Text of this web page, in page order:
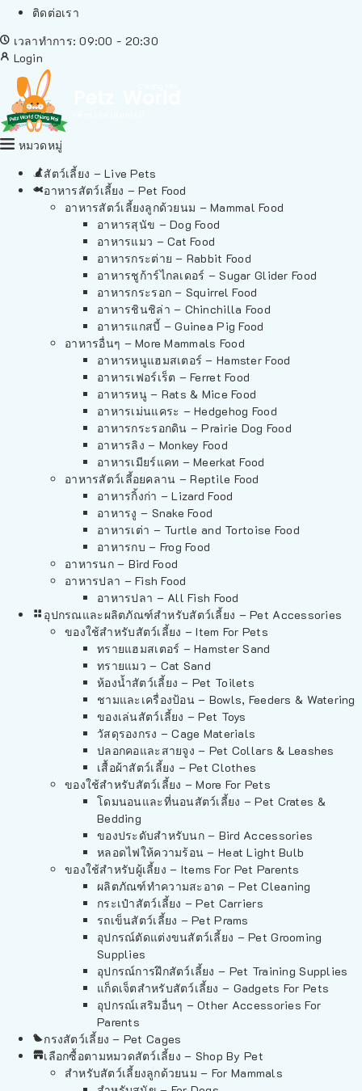
ติดต่อเรา
เวลาทำการ: 09:00 - 20:30
Login
หมวดหมู่
สัตว์เลี้ยง – Live Pets
อาหารสัตว์เลี้ยง – Pet Food
อาหารสัตว์เลี้ยงลูกด้วยนม – Mammal Food
อาหารสุนัข – Dog Food
อาหารแมว – Cat Food
อาหารกระต่าย – Rabbit Food
อาหารชูก้าร์ไกลเดอร์ – Sugar Glider Food
อาหารกระรอก – Squirrel Food
อาหารชินชิล่า – Chinchilla Food
อาหารแกสบี้ – Guinea Pig Food
อาหารอื่นๆ – More Mammals Food
อาหารหนูแฮมสเตอร์ – Hamster Food
อาหารเฟอร์เร็ต – Ferret Food
อาหารหนู – Rats & Mice Food
อาหารเม่นแคระ – Hedgehog Food
อาหารกระรอกดิน – Prairie Dog Food
อาหารลิง – Monkey Food
อาหารเมียร์แคท – Meerkat Food
อาหารสัตว์เลี้อยคลาน – Reptile Food
อาหารกิ้งก่า – Lizard Food
อาหารงู – Snake Food
อาหารเต่า – Turtle and Tortoise Food
อาหารกบ – Frog Food
อาหารนก – Bird Food
อาหารปลา – Fish Food
อาหารปลา – All Fish Food
อุปกรณและผลิตภัณฑ์สำหรับสัตว์เลี้ยง – Pet Accessories
ของใช้สำหรับสัตว์เลี้ยง – Item For Pets
ทรายแฮมสเตอร์ – Hamster Sand
ทรายแมว – Cat Sand
ห้องน้ำสัตว์เลี้ยง – Pet Toilets
ชามและเครื่องป้อน – Bowls, Feeders & Watering
ของเล่นสัตว์เลี้ยง – Pet Toys
วัสดุรองกรง – Cage Materials
ปลอกคอและสายจูง – Pet Collars & Leashes
เสื้อผ้าสัตว์เลี้ยง – Pet Clothes
ของใช้สำหรับสัตว์เลี้ยง – More For Pets
โดมนอนและที่นอนสัตว์เลี้ยง – Pet Crates &
Bedding
ของประดับสำหรับนก – Bird Accessories
หลอดไฟให้ความร้อน – Heat Light Bulb
ของใช้สำหรับผู้เลี้ยง – Items For Pet Parents
ผลิตภัณฑ์ทำความสะอาด – Pet Cleaning
กระเป๋าสัตว์เลี้ยง – Pet Carriers
รถเข็นสัตว์เลี้ยง – Pet Prams
อุปกรณ์ตัดแต่งขนสัตว์เลี้ยง – Pet Grooming
Supplies
อุปกรณ์การฝึกสัตว์เลี้ยง – Pet Training Supplies
แก็ดเจ็ตสำหรับสัตว์เลี้ยง – Gadgets For Pets
อุปกรณ์เสริมอื่นๆ – Other Accessories For
Parents
กรงสัตว์เลี้ยง – Pet Cages
เลือกซื้อตามหมวดสัตว์เลี้ยง – Shop By Pet
สำหรับสัตว์เลี้ยงลูกด้วยนม – For Mammals